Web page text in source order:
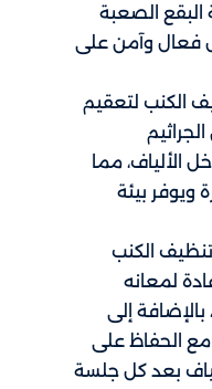
البقع الصعبة
فعال وآمن على
الكنب لتعقيم
الألياف، مما
ويوفر بيئة
الكنب
لمعانه
إلى
الحفاظ على
بعد كل جلسة